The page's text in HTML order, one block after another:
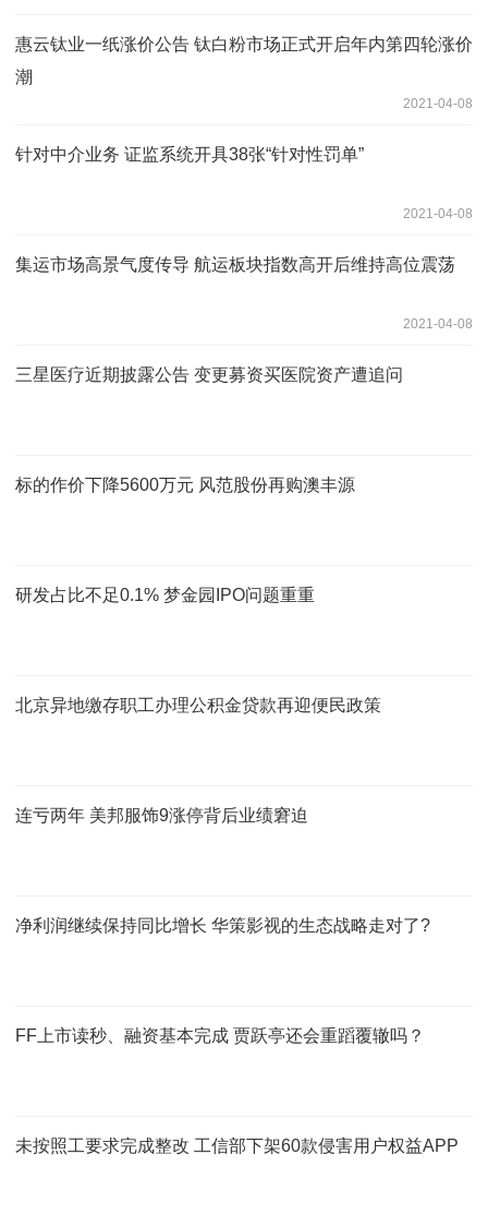
惠云钛业一纸涨价公告 钛白粉市场正式开启年内第四轮涨价
潮
2021-04-08
针对中介业务 证监系统开具38张“针对性罚单”
2021-04-08
集运市场高景气度传导 航运板块指数高开后维持高位震荡
2021-04-08
三星医疗近期披露公告 变更募资买医院资产遭追问
标的作价下降5600万元 风范股份再购澳丰源
研发占比不足0.1% 梦金园IPO问题重重
北京异地缴存职工办理公积金贷款再迎便民政策
连亏两年 美邦服饰9涨停背后业绩窘迫
净利润继续保持同比增长 华策影视的生态战略走对了?
FF上市读秒、融资基本完成 贾跃亭还会重蹈覆辙吗？
未按照工要求完成整改 工信部下架60款侵害用户权益APP